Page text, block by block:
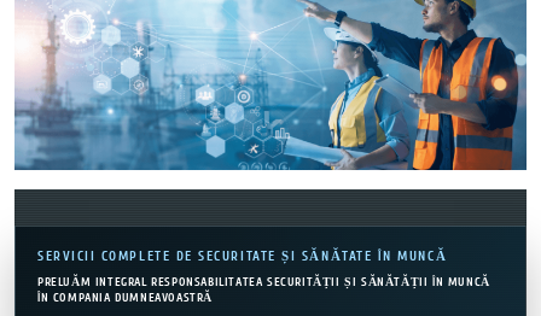
SERVICII COMPLETE DE SECURITATE ȘI SĂNĂTATE ÎN MUNCĂ
PRELUĂM INTEGRAL RESPONSABILITATEA SECURITĂȚII ȘI SĂNĂTĂȚII ÎN MUNCĂ
ÎN COMPANIA DUMNEAVOASTRĂ